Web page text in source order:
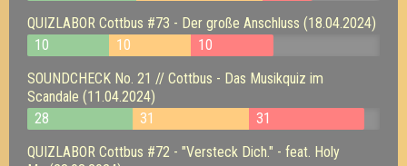
QUIZLABOR Cottbus #73 - Der große Anschluss (18.04.2024)
10
10
10
SOUNDCHECK No. 21 // Cottbus - Das Musikquiz im
Scandale (11.04.2024)
28
31
31
QUIZLABOR Cottbus #72 - "Versteck Dich." - feat. Holy